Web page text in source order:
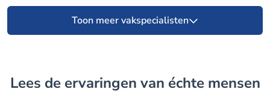
Toon meer vakspecialisten
Lees de ervaringen van échte mensen